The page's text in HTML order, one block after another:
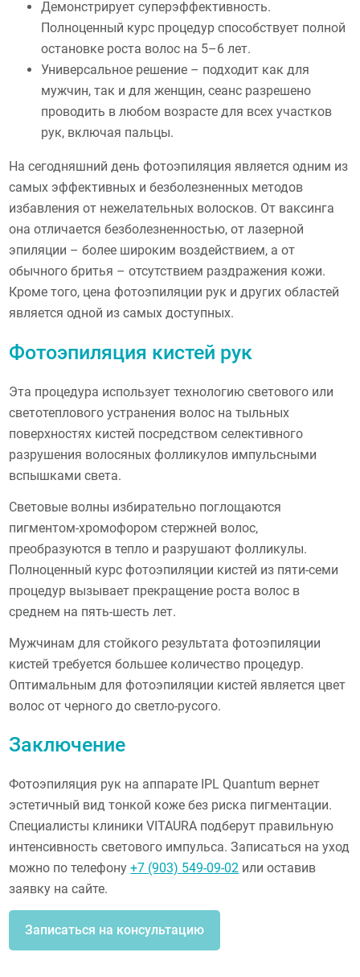
Демонстрирует суперэффективность.
Полноценный курс процедур способствует полной
остановке роста волос на 5–6 лет.
Универсальное решение – подходит как для
мужчин, так и для женщин, сеанс разрешено
проводить в любом возрасте для всех участков
рук, включая пальцы.
На сегодняшний день фотоэпиляция является одним из
самых эффективных и безболезненных методов
избавления от нежелательных волосков. От ваксинга
она отличается безболезненностью, от лазерной
эпиляции – более широким воздействием, а от
обычного бритья – отсутствием раздражения кожи.
Кроме того, цена фотоэпиляции рук и других областей
является одной из самых доступных.
Фотоэпиляция кистей рук
Эта процедура использует технологию светового или
светотеплового устранения волос на тыльных
поверхностях кистей посредством селективного
разрушения волосяных фолликулов импульсными
вспышками света.
Световые волны избирательно поглощаются
пигментом-хромофором стержней волос,
преобразуются в тепло и разрушают фолликулы.
Полноценный курс фотоэпиляции кистей из пяти-семи
процедур вызывает прекращение роста волос в
среднем на пять-шесть лет.
Мужчинам для стойкого результата фотоэпиляции
кистей требуется большее количество процедур.
Оптимальным для фотоэпиляции кистей является цвет
волос от черного до светло-русого.
Заключение
Фотоэпиляция рук на аппарате IPL Quantum вернет
эстетичный вид тонкой коже без риска пигментации.
Специалисты клиники VITAURA подберут правильную
интенсивность светового импульса. Записаться на уход
можно по телефону+7 (903) 549-09-02 или оставив
заявку на сайте.
Записаться на консультацию